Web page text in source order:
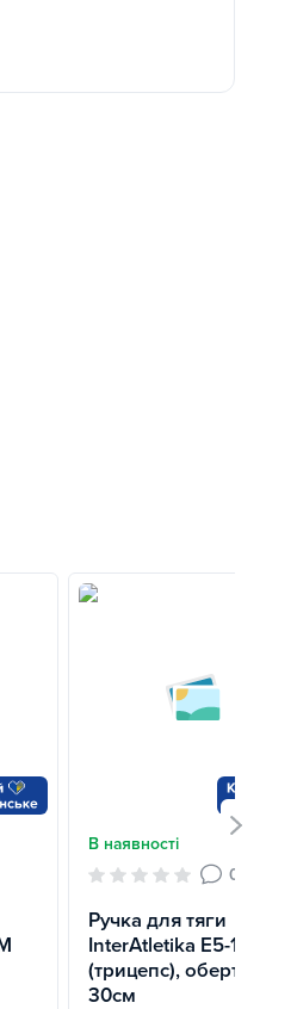
В наявності
0
Ручка для тяги
InterAtletika E5-11-M
(трицепс), обертова,
30см